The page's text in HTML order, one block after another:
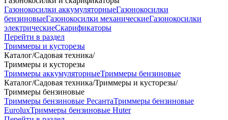
Газонокосилки аккумуляторныеГазонокосилки
бензиновыеГазонокосилки механическиеГазонокосилки
электрическиеСкарификаторы
Перейти в раздел
Триммеры и кусторезы
Каталог/Садовая техника/
Триммеры и кусторезы
Триммеры аккумуляторныеТриммеры бензиновые
Каталог/Садовая техника/Триммеры и кусторезы/
Триммеры бензиновые
Триммеры бензиновые РесантаТриммеры бензиновые
EuroluxТриммеры бензиновые Huter